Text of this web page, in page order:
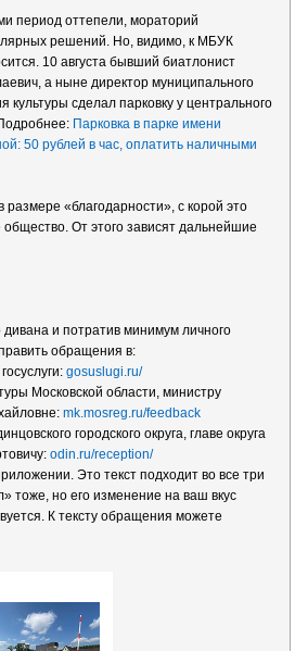
период оттепели, мораторий
решений. Но, видимо, к МБУК
10 августа бывший биатлонист
а ныне директор муниципального
культуры сделал парковку у центрального
Парковка в парке имени
50 рублей в час, оплатить наличными
размере «благодарности», с корой это
общество. От этого зависят дальнейшие
дивана и потратив минимум личного
обращения в:
gosuslugi.ru/
Московской области, министру
mk.mosreg.ru/feedback
городского округа, главе округа
odin.ru/reception/
Это текст подходит во все три
тоже, но его изменение на ваш вкус
К тексту обращения можете